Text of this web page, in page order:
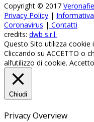
Copyright © 2017
Privacy Policy |
Coronavirus | Contatti
credits: dwb s.r.l.
Questo Sito utilizza cookie
Cliccando su ACCETTO o
all’utilizzo di cookie. Accetto
Chiudi
Privacy Overview